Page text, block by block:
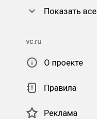
Показать все
vc.ru
О проекте
Правила
Реклама